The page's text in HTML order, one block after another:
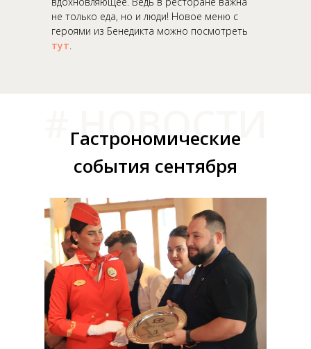
не только еда, но и люди! Новое меню с
героями из Бенедикта можно посмотреть
тут.
# НОВОСТИ
Гастрономические
события сентября